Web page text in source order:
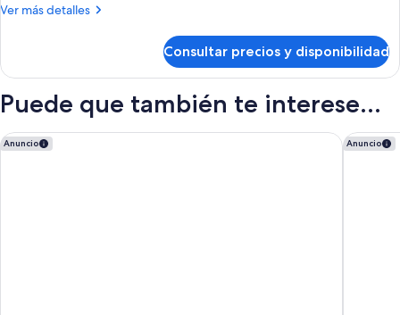
Ver más detalles
Más
familiar
Consultar precios y disponibilidad
Puede que también te interese...
Anuncio
Hotel Mediterraneo Anuncio
Hotel